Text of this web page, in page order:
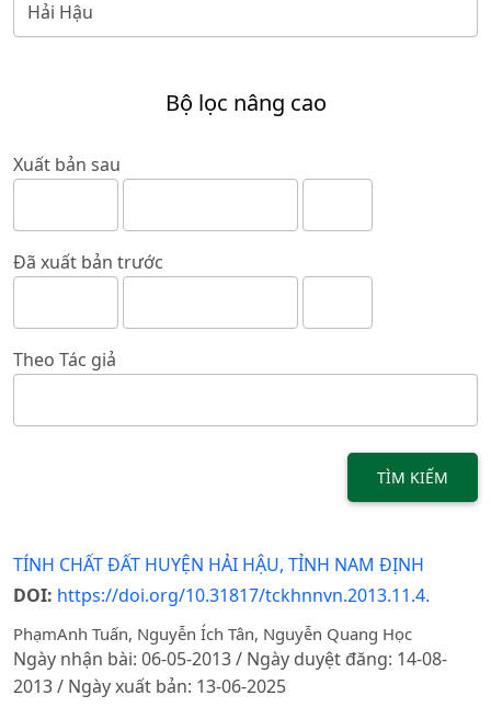
Bộ lọc nâng cao
Xuất bản sau
Đã xuất bản trước
Theo Tác giả
TÌM KIẾM
TÍNH CHẤT ĐẤT HUYỆN HẢI HẬU, TỈNH NAM ĐỊNH
DOI: https://doi.org/10.31817/tckhnnvn.2013.11.4.
PhạmAnh Tuấn, Nguyễn Ích Tân, Nguyễn Quang Học
Ngày nhận bài: 06-05-2013 / Ngày duyệt đăng: 14-08-
2013 / Ngày xuất bản: 13-06-2025